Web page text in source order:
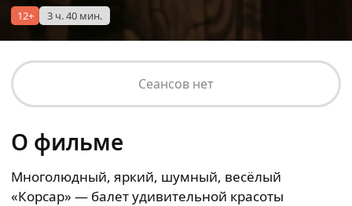
12+ 3 ч. 40 мин.
Сеансов нет
О фильме
Многолюдный, яркий, шумный, весёлый
«Корсар» — балет удивительной красоты